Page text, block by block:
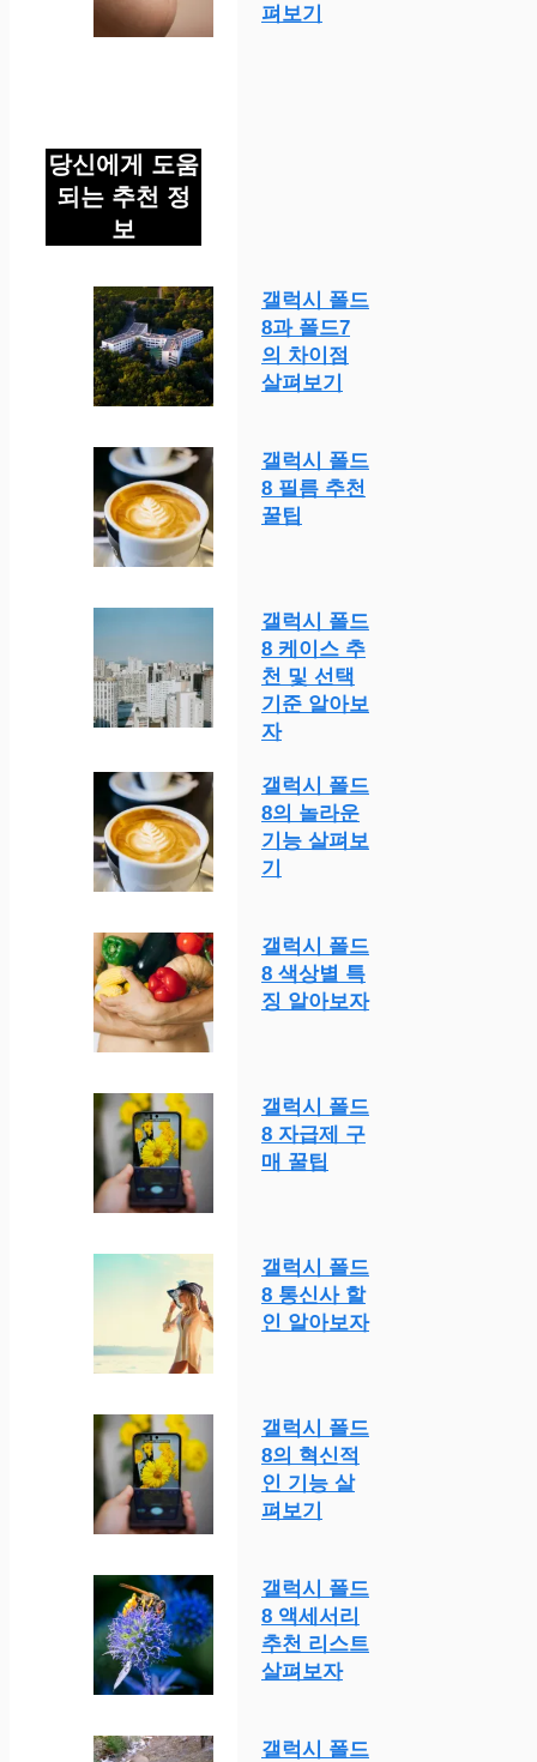
펴보기
당신에게 도움
되는 추천 정
보
갤럭시 폴드
8과 폴드7
의 차이점
살펴보기
갤럭시 폴드
8 필름 추천
꿀팁
갤럭시 폴드
8 케이스 추
천 및 선택
기준 알아보
자
갤럭시 폴드
8의 놀라운
기능 살펴보
기
갤럭시 폴드
8 색상별 특
징 알아보자
갤럭시 폴드
8 자급제 구
매 꿀팁
갤럭시 폴드
8 통신사 할
인 알아보자
갤럭시 폴드
8의 혁신적
인 기능 살
펴보기
갤럭시 폴드
8 액세서리
추천 리스트
살펴보자
갤럭시 폴드